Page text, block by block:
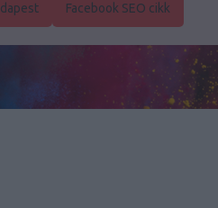
Facebook SEO cikk